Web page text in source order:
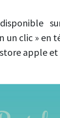
un clic » en
apple